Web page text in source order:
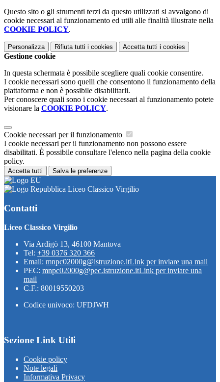
Questo sito o gli strumenti terzi da questo utilizzati si avvalgono di
cookie necessari al funzionamento ed utili alle finalità illustrate nella
COOKIE POLICY.
Personalizza Rifiuta tutti i cookies Accetta tutti i cookies
Gestione cookie
In questa schermata è possibile scegliere quali cookie consentire.
I cookie necessari sono quelli che consentono il funzionamento della
piattaforma e non è possibile disabilitarli.
Per conoscere quali sono i cookie necessari al funzionamento potete
visionare la COOKIE POLICY.
Cookie necessari per il funzionamento
I cookie necessari per il funzionamento non possono essere
disabilitati. È possibile consultare l'elenco nella pagina della cookie
policy.
Accetta tutti Salva le preferenze
Liceo Classico Virgilio
Contatti
Liceo Classico Virgilio
Via Ardigò 13, 46100 Mantova
Tel: +39 0376 320 366
Email: mnpc02000g@istruzione.itLink per inviare una mail
PEC: mnpc02000g@pec.istruzione.itLink per inviare una
mail
C.F.: 80019550203
Codice univoco: UFDJWH
Sezione Link Utili
Cookie policy
Note legali
Informativa Privacy